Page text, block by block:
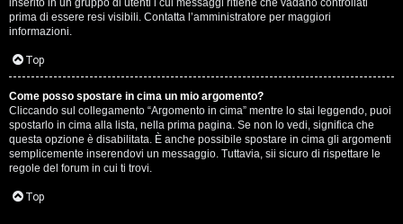
inserito in un gruppo di utenti i cui messaggi ritiene che vadano controllati
prima di essere resi visibili. Contatta l’amministratore per maggiori
informazioni.
Top
Come posso spostare in cima un mio argomento?
Cliccando sul collegamento “Argomento in cima” mentre lo stai leggendo, puoi
spostarlo in cima alla lista, nella prima pagina. Se non lo vedi, significa che
questa opzione è disabilitata. È anche possibile spostare in cima gli argomenti
semplicemente inserendovi un messaggio. Tuttavia, sii sicuro di rispettare le
regole del forum in cui ti trovi.
Top
G
i
g
i
D
'
A